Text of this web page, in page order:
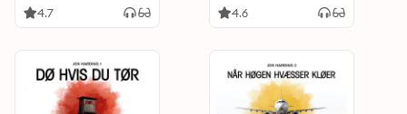
4.7 4.6